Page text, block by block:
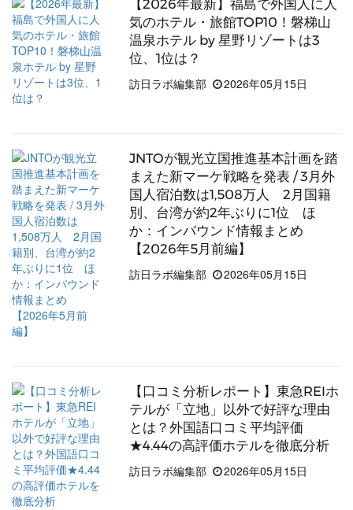
【2026年最新】福島で外国人に人
気のホテル・旅館TOP10！磐梯山
温泉ホテル by 星野リゾートは3
位、1位は？
訪日ラボ編集部
2026年05月15日
JNTOが観光立国推進基本計画を踏
まえた新マーケ戦略を発表 / 3月外
国人宿泊数は1,508万人 2月国籍
別、台湾が約2年ぶりに1位 ほ
か：インバウンド情報まとめ
【2026年5月前編】
訪日ラボ編集部
2026年05月15日
【口コミ分析レポート】東急REIホ
テルが「立地」以外で好評な理由
とは？外国語口コミ平均評価
★4.44の高評価ホテルを徹底分析
訪日ラボ編集部
2026年05月15日